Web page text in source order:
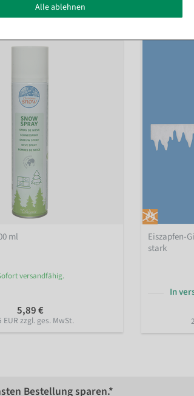
(8)
ml
versandfähig.
5,89 €
EUR zzgl. ges. MwSt.
Eiszapfen-
stark
In
Bestellung sparen.*
Alle ablehnen